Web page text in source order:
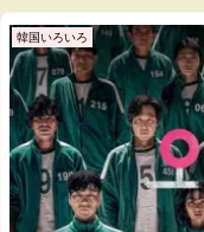
韓国いろいろ